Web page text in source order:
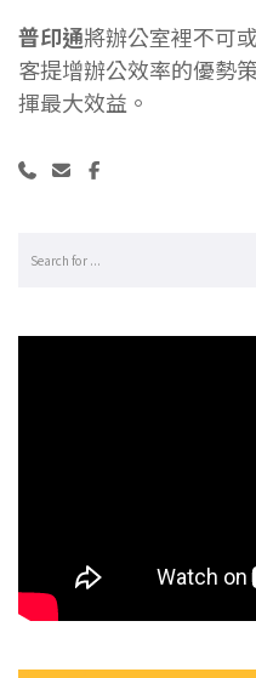
普印通將辦公室裡不可
客提增辦公效率的優勢
揮最大效益。